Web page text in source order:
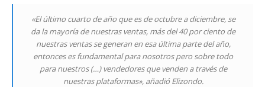
«El último cuarto de año que es de octubre a diciembre, se
da la mayoría de nuestras ventas, más del 40 por ciento de
nuestras ventas se generan en esa última parte del año,
entonces es fundamental para nosotros pero sobre todo
para nuestros (…) vendedores que venden a través de
nuestras plataformas», añadió Elizondo.